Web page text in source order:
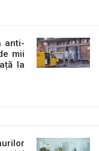
anti-
mii
la